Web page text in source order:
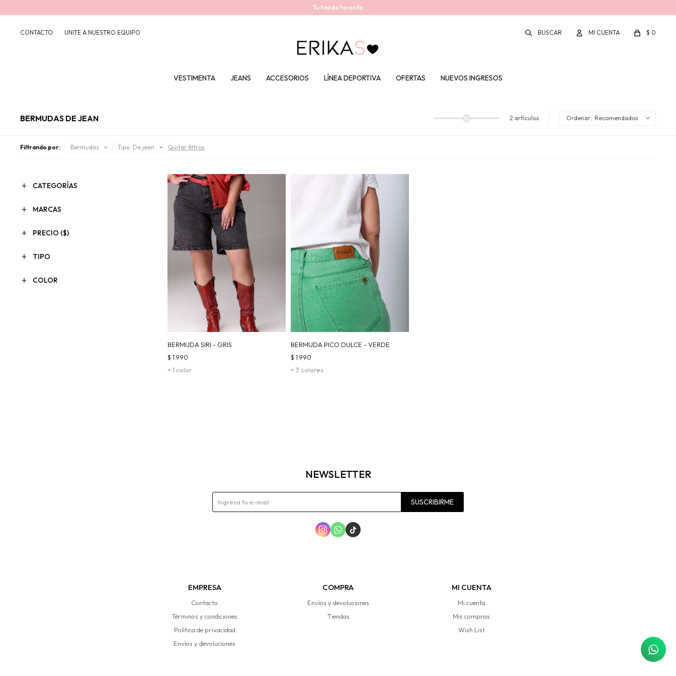
Tu tienda Favorita
VESTIMENTA JEANS ACCESORIOS LÍNEA DEPORTIVA OFERTAS NUEVOS INGRESOS
$ 0
CONTACTO UNITE A NUESTRO EQUIPO
BERMUDAS DE JEAN 2 artículos Recomendados
Filtrando por: Bermudas Tipo: De jean Quitar filtros
BERMUDA SIRI - GRIS
+ 1 color
$ 1.990
BERMUDA PICO DULCE - VERDE
+ 3 colores
$ 1.990
CATEGORÍAS
MARCAS
PRECIO ($)
TIPO
COLOR
EMPRESA
Contacto
Términos y condiciones
Política de privacidad
Envíos y devoluciones
COMPRA
Envíos y devoluciones
Tiendas
MI CUENTA
Mi cuenta
Mis compras
Wish List
NEWSLETTER
SUSCRIBIRME
  